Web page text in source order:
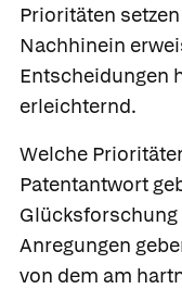
Prioritäten
Nachhinein
Entscheidungen
erleichternd.
Welche
Patentantwort
Anregungen
von dem am